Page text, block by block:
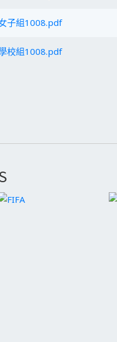
子組1008.pdf
校組1008.pdf